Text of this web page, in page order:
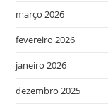
março 2026
fevereiro 2026
janeiro 2026
dezembro 2025